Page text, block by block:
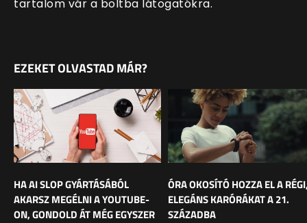
tartalom vár a boltba látogatókra.
EZEKET OLVASTAD MÁR?
HA AI SLOP GYÁRTÁSÁBÓL
AKARSZ MEGÉLNI A YOUTUBE-
ON, GONDOLD ÁT MÉG EGYSZER
ÓRA OKOSÍTÓ HOZZA EL A
ELEGÁNS KARÓRÁKAT A 21.
SZÁZADBA